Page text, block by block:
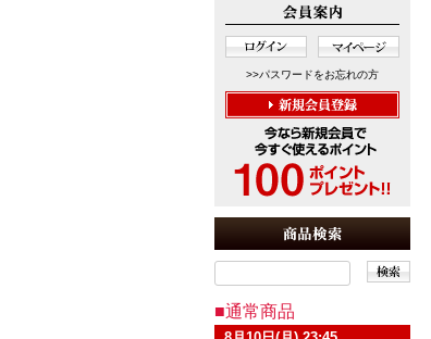
>>パスワードをお忘れの方
■通常商品